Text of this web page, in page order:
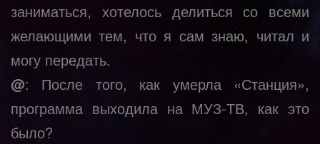
заниматься, хотелось делиться со всеми
желающими тем, что я сам знаю, читал и
могу передать.
@: После того, как умерла «Станция»,
программа выходила на МУЗ-ТВ, как это
было?